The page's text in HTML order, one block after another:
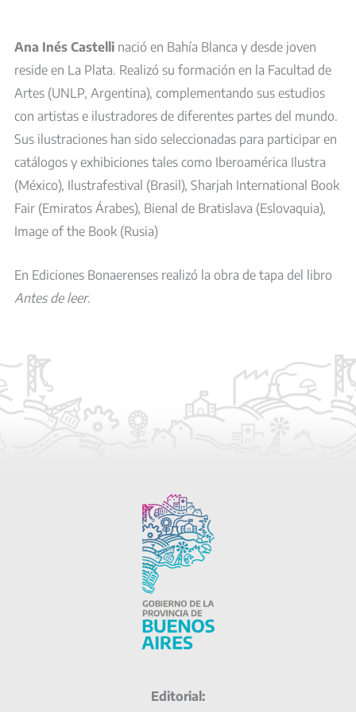
Ana Inés Castelli nació en Bahía Blanca y desde joven
reside en La Plata. Realizó su formación en la Facultad de
Artes (UNLP, Argentina), complementando sus estudios
con artistas e ilustradores de diferentes partes del mundo.
Sus ilustraciones han sido seleccionadas para participar en
catálogos y exhibiciones tales como Iberoamérica Ilustra
(México), Ilustrafestival (Brasil), Sharjah International Book
Fair (Emiratos Árabes), Bienal de Bratislava (Eslovaquia),
Image of the Book (Rusia)
En Ediciones Bonaerenses realizó la obra de tapa del libro
Antes de leer.
Editorial: